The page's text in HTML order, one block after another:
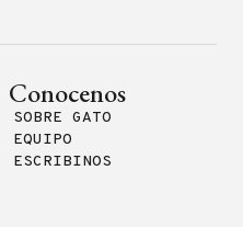
Conocenos
SOBRE GATO
EQUIPO
ESCRIBINOS